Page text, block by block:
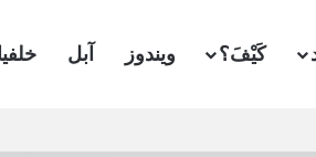
كَيْفَ؟ ويندوز آبل